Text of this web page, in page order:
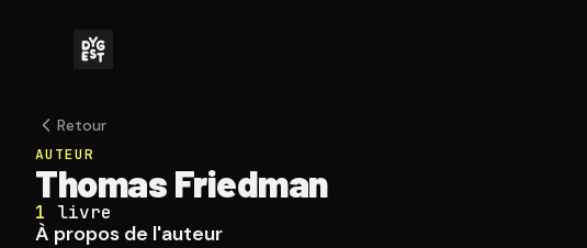
Retour
AUTEUR
Thomas Friedman
1 livre
À propos de l'auteur